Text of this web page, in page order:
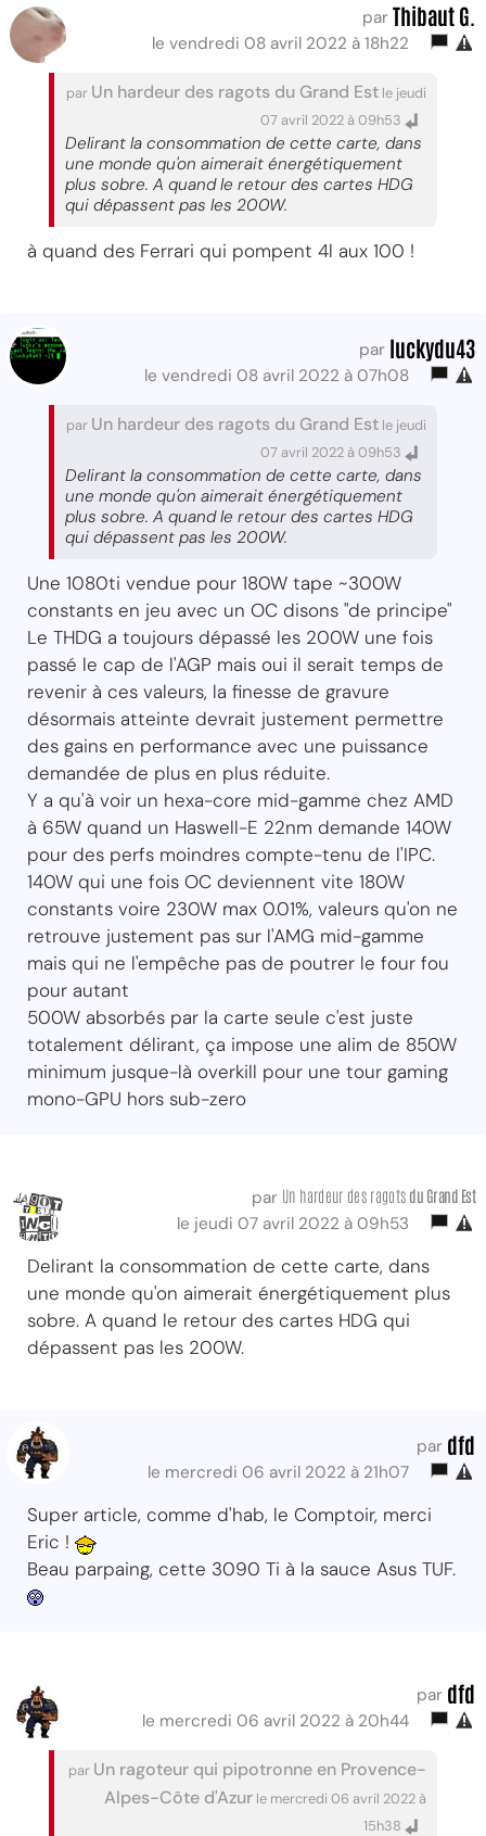
par Thibaut G.
le vendredi 08 avril 2022 à 18h22
par Un hardeur des ragots du Grand Est le jeudi
07 avril 2022 à 09h53
Delirant la consommation de cette carte, dans
une monde qu'on aimerait énergétiquement
plus sobre. A quand le retour des cartes HDG
qui dépassent pas les 200W.
à quand des Ferrari qui pompent 4l aux 100 !
par luckydu43
le vendredi 08 avril 2022 à 07h08
par Un hardeur des ragots du Grand Est le jeudi
07 avril 2022 à 09h53
Delirant la consommation de cette carte, dans
une monde qu'on aimerait énergétiquement
plus sobre. A quand le retour des cartes HDG
qui dépassent pas les 200W.
Une 1080ti vendue pour 180W tape ~300W
constants en jeu avec un OC disons "de principe"
Le THDG a toujours dépassé les 200W une fois
passé le cap de l'AGP mais oui il serait temps de
revenir à ces valeurs, la finesse de gravure
désormais atteinte devrait justement permettre
des gains en performance avec une puissance
demandée de plus en plus réduite.
Y a qu'à voir un hexa-core mid-gamme chez AMD
à 65W quand un Haswell-E 22nm demande 140W
pour des perfs moindres compte-tenu de l'IPC.
140W qui une fois OC deviennent vite 180W
constants voire 230W max 0.01%, valeurs qu'on ne
retrouve justement pas sur l'AMG mid-gamme
mais qui ne l'empêche pas de poutrer le four fou
pour autant
500W absorbés par la carte seule c'est juste
totalement délirant, ça impose une alim de 850W
minimum jusque-là overkill pour une tour gaming
mono-GPU hors sub-zero
par Un hardeur des ragots du Grand Est
le jeudi 07 avril 2022 à 09h53
Delirant la consommation de cette carte, dans
une monde qu'on aimerait énergétiquement plus
sobre. A quand le retour des cartes HDG qui
dépassent pas les 200W.
par dfd
le mercredi 06 avril 2022 à 21h07
Super article, comme d'hab, le Comptoir, merci
Eric !
Beau parpaing, cette 3090 Ti à la sauce Asus TUF.
par dfd
le mercredi 06 avril 2022 à 20h44
par Un ragoteur qui pipotronne en Provence-
Alpes-Côte d'Azur le mercredi 06 avril 2022 à
15h38